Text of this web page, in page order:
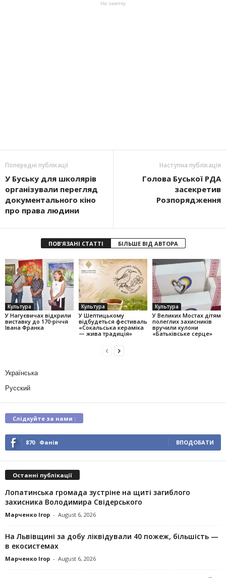
На замітку
Попередні публікації
У Буську для школярів
організували перегляд
документального кіно
про права людини
Наступна публікація
Голова Буської РДА
засекретив
Розпорядження
ПОВ'ЯЗАНІ СТАТТІ БІЛЬШЕ ВІД АВТОРА
Культура
У Нагуєвичах відкрили
виставку до 170-річчя
Івана Франка
Культура
У Шептицькому
відбудеться фестиваль
«Сокальська кераміка
— жива традиція»
Культура
У Великих Мостах дітям
полеглих захисників
вручили кулони
«Батьківське серце»
Українська
Русский
Слідкуйте за нами :
870 Фанів ВПОДОБАТИ
Останні публікації
Лопатинська громада зустріне на щиті загиблого
захисника Володимира Свідерського
Марченко Ігор - August 6, 2026
На Львівщині за добу ліквідували 40 пожеж, більшість —
в екосистемах
Марченко Ігор - August 6, 2026